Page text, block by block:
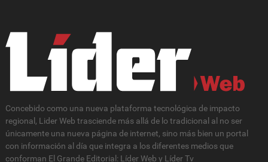
Concebido como una nueva plataforma tecnológica de impacto
regional, Lider Web trasciende más allá de lo tradicional al no ser
únicamente una nueva página de internet, sino más bien un portal
con información al día que integra a los diferentes medios que
conforman El Grande Editorial: Líder Web y Líder Tv